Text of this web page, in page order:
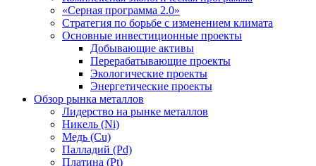
«Серная программа 2.0»
Стратегия по борьбе с изменением климата
Основные инвестиционные проекты
Добывающие активы
Перерабатывающие проекты
Экологические проекты
Энергетические проекты
Обзор рынка металлов
Лидерство на рынке металлов
Никель (Ni)
Медь (Cu)
Палладий (Pd)
Платина (Pt)